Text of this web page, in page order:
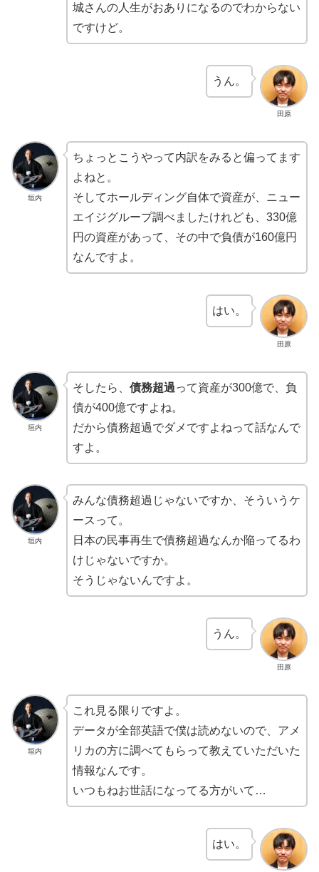
城さんの人生がおありになるのでわからない
ですけど。
田原
うん。
垣内
ちょっとこうやって内訳をみると偏ってます
よねと。
そしてホールディング自体で資産が、ニュー
エイジグループ調べましたけれども、330億
円の資産があって、その中で負債が160億円
なんですよ。
田原
はい。
垣内
そしたら、 債務超過って資産が300億で、負
債が400億ですよね。
だから債務超過でダメですよねって話なんで
すよ。
垣内
みんな債務超過じゃないですか、そういうケ
ースって。
日本の民事再生で債務超過なんか陥ってるわ
けじゃないですか。
そうじゃないんですよ。
田原
うん。
垣内
これ見る限りですよ。
データが全部英語で僕は読めないので、アメ
リカの方に調べてもらって教えていただいた
情報なんです。
いつもねお世話になってる方がいて…
はい。